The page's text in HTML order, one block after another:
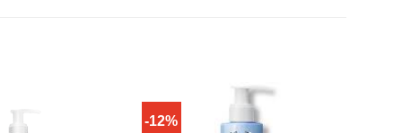
-12%